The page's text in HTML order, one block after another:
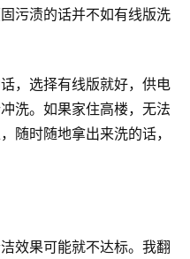
污渍的话并不如有线版洗
，选择有线版就好，供电
洗。如果家住高楼，无法
随时随地拿出来洗的话，
效果可能就不达标。我翻